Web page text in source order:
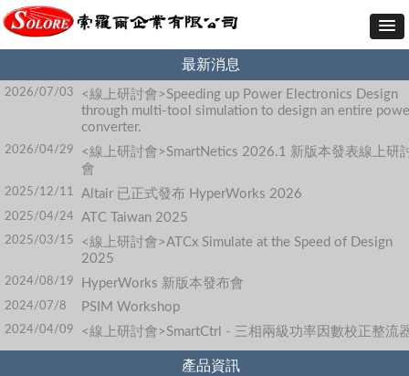
最新消息
2026/07/03
<線上研討會>Speeding up Power Electronics Design
through multi-tool simulation to design an entire
converter.
2026/04/29
<線上研討會>SmartNetics 2026.1 新版本發表線上研
會
2025/12/11 Altair 已正式發布 HyperWorks 2026
2025/04/24 ATC Taiwan 2025
2025/03/15
<線上研討會>ATCx Simulate at the Speed of Design
2025
2024/08/19 HyperWorks 新版本發布會
2024/07/8 PSIM Workshop
2024/04/09 <線上研討會>SmartCtrl - 三相兩級功率因數校正整流
產品資訊